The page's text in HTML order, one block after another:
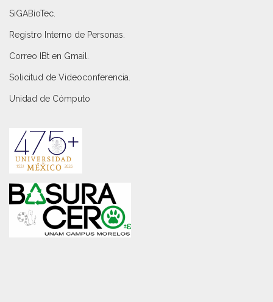
SiGABioTec.
Registro Interno de Personas
Correo IBt en Gmail
Solicitud de Videoconferencia.
Unidad de Cómputo